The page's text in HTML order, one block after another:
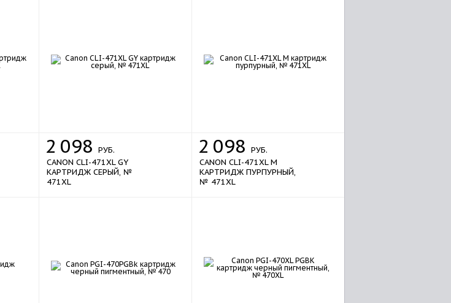
2 098 РУБ.
CANON CLI-471XL GY
КАРТРИДЖ СЕРЫЙ, №
471XL
2 098 РУБ.
CANON CLI-471XL M
КАРТРИДЖ ПУРПУРНЫЙ,
№ 471XL